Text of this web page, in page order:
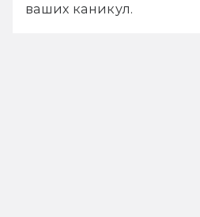
ваших каникул.